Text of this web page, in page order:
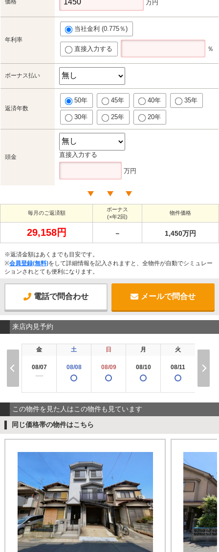
価格 万円
年利率
当社金利 (0.775％)
直接入力する ％
ボーナス払い
返済年数
50年 45年 40年 35年
30年 25年 20年
頭金 直接入力する
万円
毎月のご返済額
ボーナス
(×年2回)
物件価格
29,158円 － 1,450万円
※返済金額はあくまでも目安です。
※会員登録(無料)をして詳細情報を記入されますと、全物件が自動でシミュレー
ションされとても便利になります。
電話で問合わせ メールで問合せ
来店内見予約
金
08/07
ー
土
08/08
日
08/09
月
08/10
火
08/11 08/
この物件を見た人はこの物件も見ています
同じ価格帯の物件はこちら